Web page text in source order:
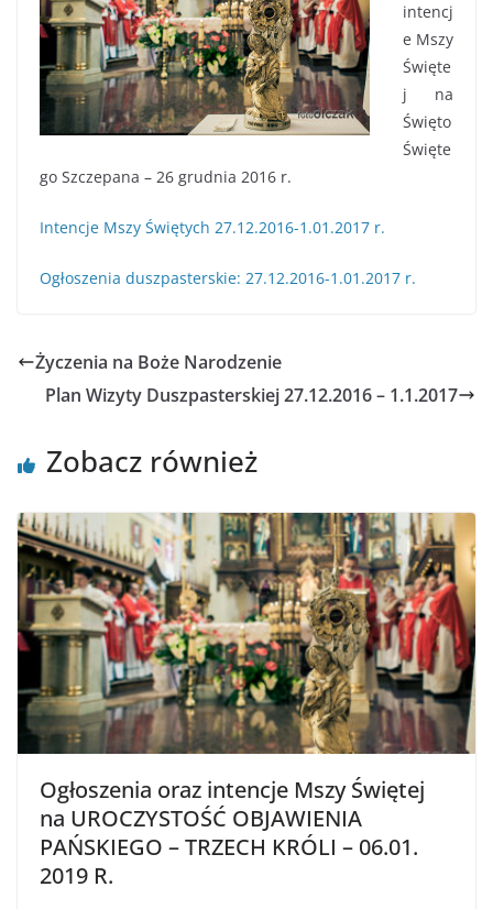
intencj
e Mszy
Święte
j na
Święto
Święte
go Szczepana – 26 grudnia 2016 r.
Intencje Mszy Świętych 27.12.2016-1.01.2017 r.
Ogłoszenia duszpasterskie: 27.12.2016-1.01.2017 r.
Życzenia na Boże Narodzenie
Plan Wizyty Duszpasterskiej 27.12.2016 – 1.1.2017
Zobacz również
Ogłoszenia oraz intencje Mszy Świętej
na UROCZYSTOŚĆ OBJAWIENIA
PAŃSKIEGO – TRZECH KRÓLI – 06.01.
2019 R.